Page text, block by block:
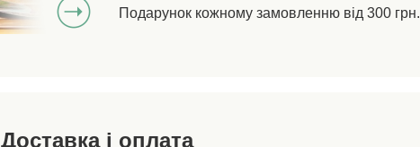
Подарунок кожному замовленню від 300 грн.
Доставка і оплата